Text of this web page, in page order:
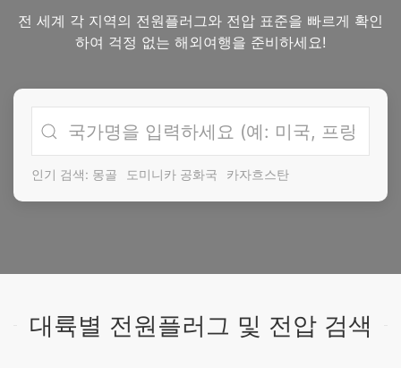
전 세계 각 지역의 전원플러그와 전압 표준을 빠르게 확인
하여 걱정 없는 해외여행을 준비하세요!
인기 검색: 몽골 도미니카 공화국 카자흐스탄
대륙별 전원플러그 및 전압 검색